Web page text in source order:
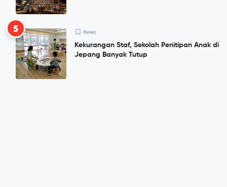
5 News
Kekurangan Staf, Sekolah Penitipan Anak di
Jepang Banyak Tutup